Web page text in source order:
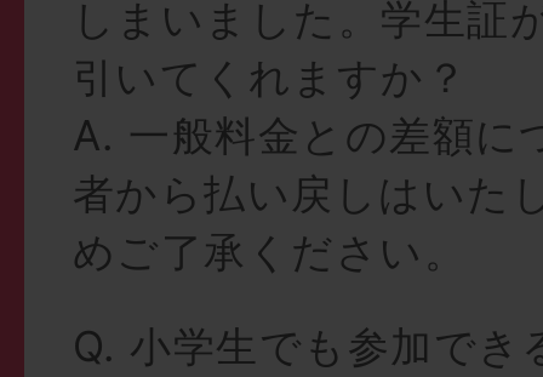
しまいました。学生証
引いてくれますか？
A. 一般料金との差額に
者から払い戻しはいた
めご了承ください。
Q. 小学生でも参加でき